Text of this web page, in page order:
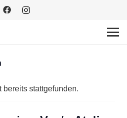
bereits stattgefunden.